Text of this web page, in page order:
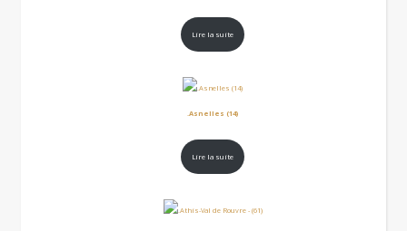
Lire la suite
.Asnelles (14)
Lire la suite